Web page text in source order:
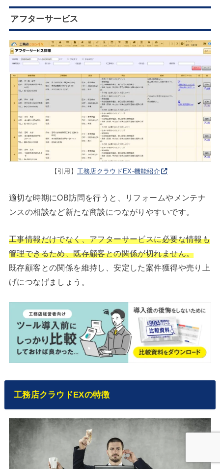
アフターサービス
【引用】 工務店クラウドEX-機能紹介
適切な時期にOB訪問を行うと、リフォームやメンテナ
ンスの相談など新たな商談につながりやすいです。
工事情報だけでなく、アフターサービスに必要な情報も
管理できるため、既存顧客との関係が切れません。
既存顧客との関係を維持し、安定した案件獲得や売り上
げにつなげましょう。
工務店クラウドEXの特徴